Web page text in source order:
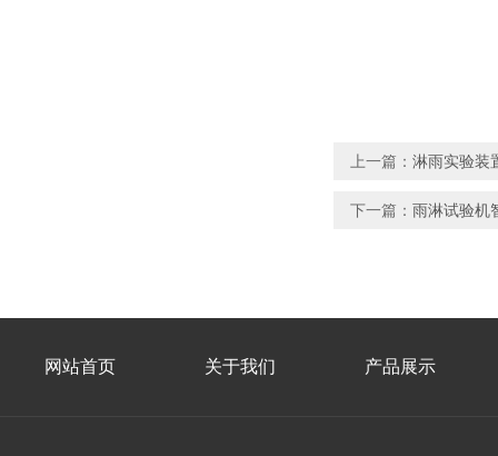
上一篇： 淋雨实验装
下一篇： 雨淋试验机
网站首页 关于我们 产品展示